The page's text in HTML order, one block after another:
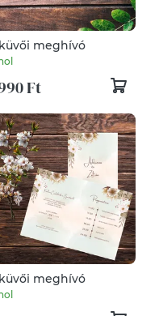
meghívó
Ft
meghívó